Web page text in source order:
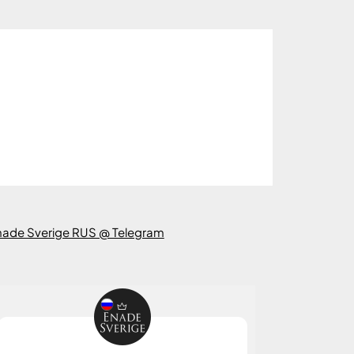
Sverige RUS @ Telegram